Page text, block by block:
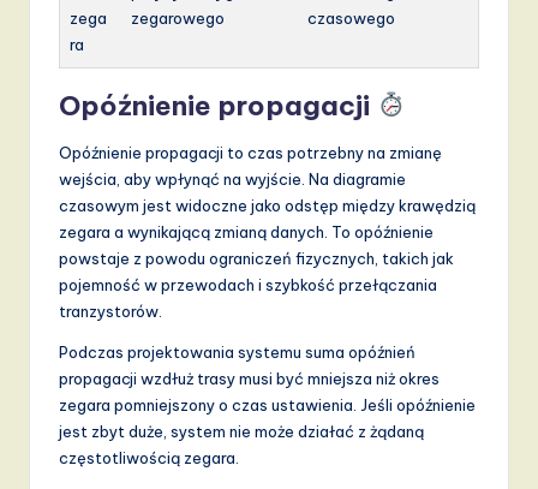
zega
ra
zegarowego
czasowego
Opóźnienie propagacji
Opóźnienie propagacji to czas potrzebny na zmianę
wejścia, aby wpłynąć na wyjście. Na diagramie
czasowym jest widoczne jako odstęp między krawędzią
zegara a wynikającą zmianą danych. To opóźnienie
powstaje z powodu ograniczeń fizycznych, takich jak
pojemność w przewodach i szybkość przełączania
tranzystorów.
Podczas projektowania systemu suma opóźnień
propagacji wzdłuż trasy musi być mniejsza niż okres
zegara pomniejszony o czas ustawienia. Jeśli opóźnienie
jest zbyt duże, system nie może działać z żądaną
częstotliwością zegara.